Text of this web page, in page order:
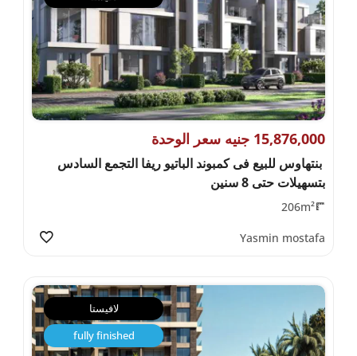
15,876,000 جنيه سعر الوحدة
بنتهاوس للبيع فى كمبوند الباتيو ريفا التجمع السادس
بتسهيلات حتى 8 سنين
206m²
Yasmin mostafa
لافيستا
fully finished